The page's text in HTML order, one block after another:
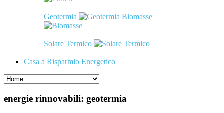
Geotermia Biomasse
Solare Termico
Casa a Risparmio Energetico
energie rinnovabili: geotermia